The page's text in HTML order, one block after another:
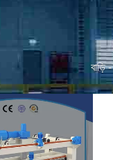
বাড়ি